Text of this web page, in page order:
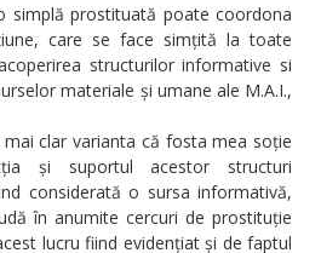
simplă prostituată poate coordona
care se face simțită la toate
structurilor informative si
materiale și umane ale M.A.I.,
clar varianta că fosta mea soție
și suportul acestor structuri
considerată o sursa informativă,
în anumite cercuri de prostituție
lucru fiind evidențiat și de faptul